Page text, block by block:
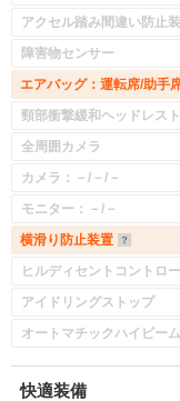
アクセル踏み間違い防止
障害物センサー
エアバッグ：運転席/助手
頸部衝撃緩和ヘッドレスト
全周囲カメラ
カメラ：－/－/－
モニター：－/－
横滑り防止装置
ヒルディセントコントロ
アイドリングストップ
オートマチックハイビーム
快適装備